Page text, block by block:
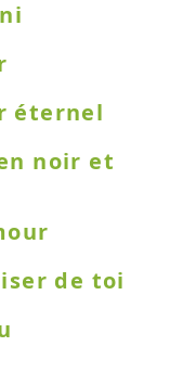
éternel
noir et
de toi